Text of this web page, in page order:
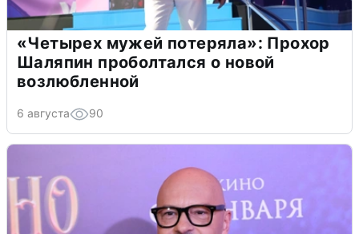
«Четырех мужей потеряла»: Прохор
Шаляпин проболтался о новой
возлюбленной
6 августа 90